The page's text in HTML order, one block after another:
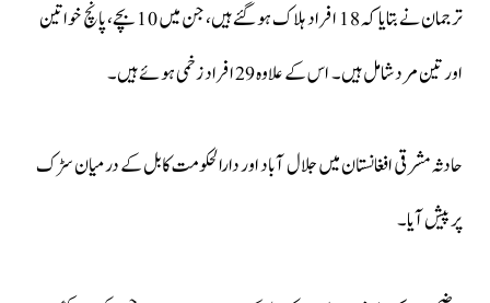
ترجمان نے بتایا کہ 18 افراد ہلاک ہو گئے ہیں، جن میں 10 بچے، پانچ خواتین
اور تین مرد شامل ہیں۔ اس کے علاوہ 29 افراد زخمی ہوئے ہیں۔
حادثہ مشرقی افغانستان میں جلال آباد اور دارالحکومت کابل کے درمیان سڑک
پر پیش آیا۔